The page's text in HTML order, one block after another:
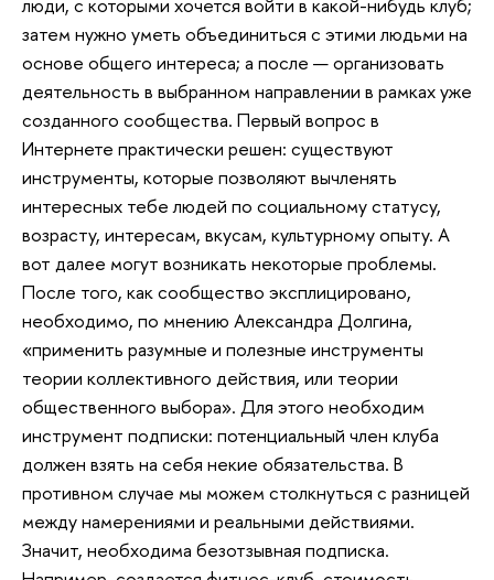
люди, с которыми хочется войти в какой-нибудь клуб;
затем нужно уметь объединиться с этими людьми на
основе общего интереса; а после — организовать
деятельность в выбранном направлении в рамках уже
созданного сообщества. Первый вопрос в
Интернете практически решен: существуют
инструменты, которые позволяют вычленять
интересных тебе людей по социальному статусу,
возрасту, интересам, вкусам, культурному опыту. А
вот далее могут возникать некоторые проблемы.
После того, как сообщество эксплицировано,
необходимо, по мнению Александра Долгина,
«применить разумные и полезные инструменты
теории коллективного действия, или теории
общественного выбора». Для этого необходим
инструмент подписки: потенциальный член клуба
должен взять на себя некие обязательства. В
противном случае мы можем столкнуться с разницей
между намерениями и реальными действиями.
Значит, необходима безотзывная подписка.